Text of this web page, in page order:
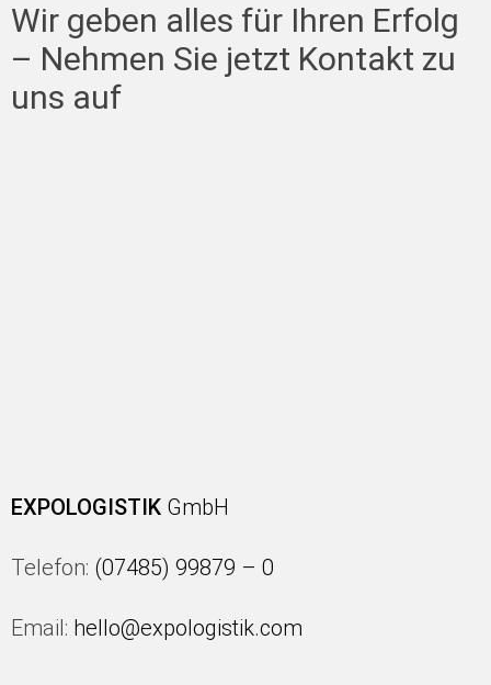
Wir geben alles für Ihren Erfolg
– Nehmen Sie jetzt Kontakt zu
uns auf
EXPOLOGISTIK GmbH
Telefon: (07485) 99879 – 0
Email: hello@expologistik.com